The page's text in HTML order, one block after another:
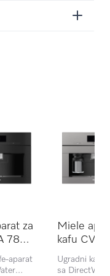
za
7845
aparat
Miele
kafu CVA
GRGR
Ugradni kafe-
sa